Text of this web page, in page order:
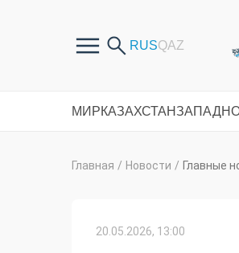
МИРКАЗАХСТАН
Главная / Новости / Главные
20.05.2026, 13:00